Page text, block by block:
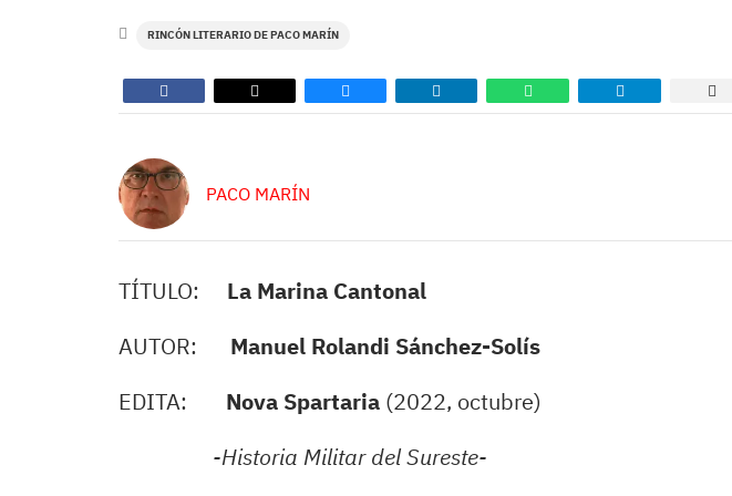
RINCÓN LITERARIO DE PACO MARÍN
PACO MARÍN
TÍTULO: La Marina Cantonal
AUTOR: Manuel Rolandi Sánchez-Solís
EDITA: Nova Spartaria (2022, octubre)
-Historia Militar del Sureste-